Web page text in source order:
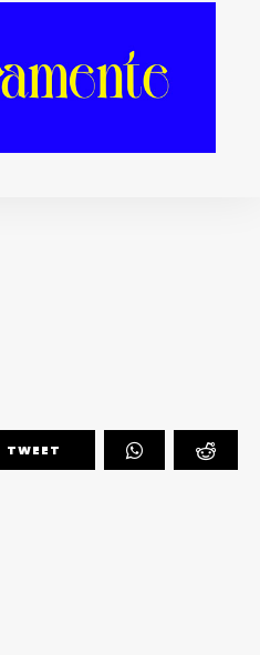
tiene a todo Internet
llorando con una preciosa
historia de amor entre dos
TWEET